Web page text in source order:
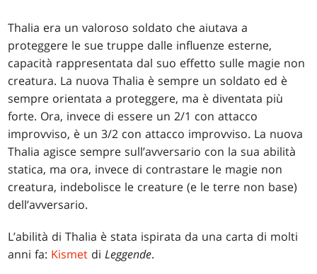
Thalia era un valoroso soldato che aiutava a
proteggere le sue truppe dalle influenze esterne,
capacità rappresentata dal suo effetto sulle magie non
creatura. La nuova Thalia è sempre un soldato ed è
sempre orientata a proteggere, ma è diventata più
forte. Ora, invece di essere un 2/1 con attacco
improvviso, è un 3/2 con attacco improvviso. La nuova
Thalia agisce sempre sull’avversario con la sua abilità
statica, ma ora, invece di contrastare le magie non
creatura, indebolisce le creature (e le terre non base)
dell’avversario.
L’abilità di Thalia è stata ispirata da una carta di molti
anni fa: Kismet diLeggende.